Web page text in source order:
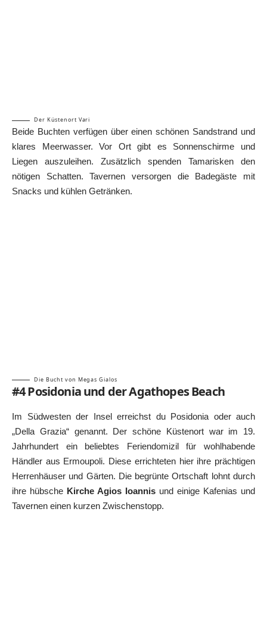
Der Küstenort Vari
Beide Buchten verfügen über einen schönen Sandstrand und
klares Meerwasser. Vor Ort gibt es Sonnenschirme und
Liegen auszuleihen. Zusätzlich spenden Tamarisken den
nötigen Schatten. Tavernen versorgen die Badegäste mit
Snacks und kühlen Getränken.
Die Bucht von Megas Gialos
#4 Posidonia und der Agathopes Beach
Im Südwesten der Insel erreichst du Posidonia oder auch
„Della Grazia“ genannt. Der schöne Küstenort war im 19.
Jahrhundert ein beliebtes Feriendomizil für wohlhabende
Händler aus Ermoupoli. Diese errichteten hier ihre prächtigen
Herrenhäuser und Gärten. Die begrünte Ortschaft lohnt durch
ihre hübsche Kirche Agios Ioannis und einige Kafenias und
Tavernen einen kurzen Zwischenstopp.